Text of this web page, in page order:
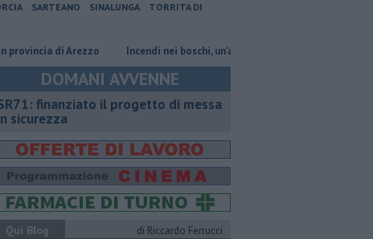
SARTEANO SINALUNGA
TORRITA DI
di Arezzo Incendi nei boschi, un'altra giornata di fuoco
DOMANI AVVENNE
finanziato il progetto di messa
sicurezza
Qui Blog
di Riccardo Ferrucci